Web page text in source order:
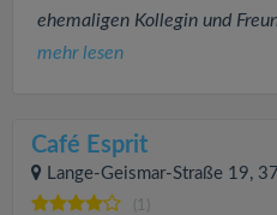
ehemaligen Kollegin und
mehr lesen
Café Esprit
Lange-Geismar-Straße 19,